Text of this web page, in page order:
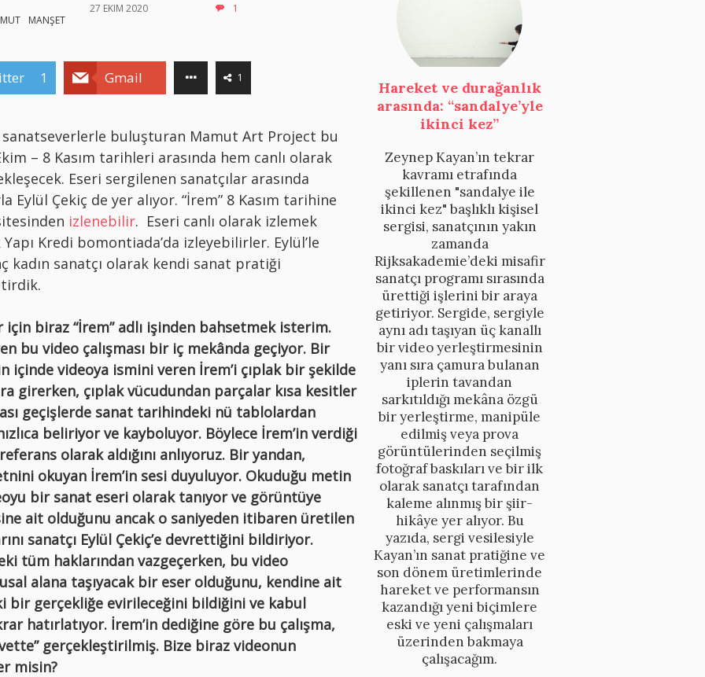
MANŞET
27 EKIM 2020 1
1 Gmail 1
sanatseverlerle buluşturan Mamut Art Project bu
– 8 Kasım tarihleri arasında hem canlı olarak
Eseri sergilenen sanatçılar arasında
Eylül Çekiç de yer alıyor. “İrem” 8 Kasım tarihine
izlenebilir. Eseri canlı olarak izlemek
Kredi bomontiada’da izleyebilirler. Eylül’le
kadın sanatçı olarak kendi sanat pratiği
için biraz “İrem”adlı işinden bahsetmek isterim.
bu video çalışması bir iç mekânda geçiyor. Bir
içinde videoya ismini veren İrem’i çıplak bir şekilde
girerken, çıplak vücudundan parçalar kısa kesitler
geçişlerde sanat tarihindeki nü tablolardan
beliriyor ve kayboluyor. Böylece İrem’in verdiği
olarak aldığını anlıyoruz. Bir yandan,
okuyan İrem’in sesi duyuluyor. Okuduğu metin
bir sanat eseri olarak tanıyor ve görüntüye
ait olduğunu ancak o saniyeden itibaren üretilen
sanatçı Eylül Çekiç’e devrettiğini bildiriyor.
tüm haklarından vazgeçerken, bu video
alana taşıyacak bir eser olduğunu, kendine ait
bir gerçekliğe evirileceğini bildiğini ve kabul
hatırlatıyor. İrem’in dediğine göre bu çalışma,
gerçekleştirilmiş. Bize biraz videonun
misin?
Hareket ve durağanlık
arasında: “sandalye’yle
ikinci kez”
Zeynep Kayan’ın tekrar
kavramı etrafında
şekillenen "sandalye ile
ikinci kez" başlıklı kişisel
sergisi, sanatçının yakın
zamanda
Rijksakademie’deki misafir
sanatçı programı sırasında
ürettiği işlerini bir araya
getiriyor. Sergide, sergiyle
aynı adı taşıyan üç kanallı
bir video yerleştirmesinin
yanı sıra çamura bulanan
iplerin tavandan
sarkıtıldığı mekâna özgü
bir yerleştirme, manipüle
edilmiş veya prova
görüntülerinden seçilmiş
fotoğraf baskıları ve bir ilk
olarak sanatçı tarafından
kaleme alınmış bir şiir-
hikâye yer alıyor. Bu
yazıda, sergi vesilesiyle
Kayan’ın sanat pratiğine ve
son dönem üretimlerinde
hareket ve performansın
kazandığı yeni biçimlere
eski ve yeni çalışmaları
üzerinden bakmaya
çalışacağım.